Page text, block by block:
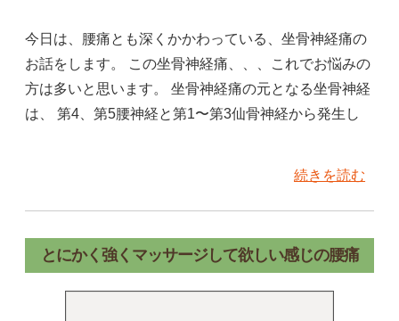
今日は、腰痛とも深くかかわっている、坐骨神経痛の
お話をします。 この坐骨神経痛、、、これでお悩みの
方は多いと思います。 坐骨神経痛の元となる坐骨神経
は、 第4、第5腰神経と第1〜第3仙骨神経から発生し
続きを読む
とにかく強くマッサージして欲しい感じの腰痛